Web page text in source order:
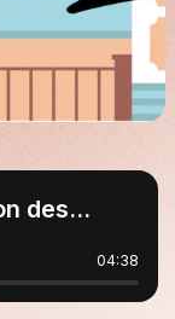
Inciter à l’autopromotion des locataires, une forme de discrimination?
04:38